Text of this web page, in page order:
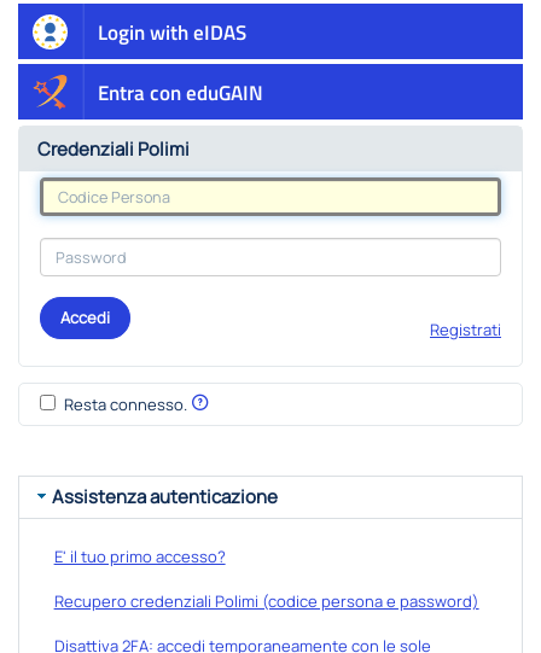
Login with eIDAS
Entra con eduGAIN
Credenziali Polimi
Accedi
Registrati
Resta connesso.
Assistenza autenticazione
E' il tuo primo accesso?
Recupero credenziali Polimi (codice persona e password)
Disattiva 2FA: accedi temporaneamente con le sole